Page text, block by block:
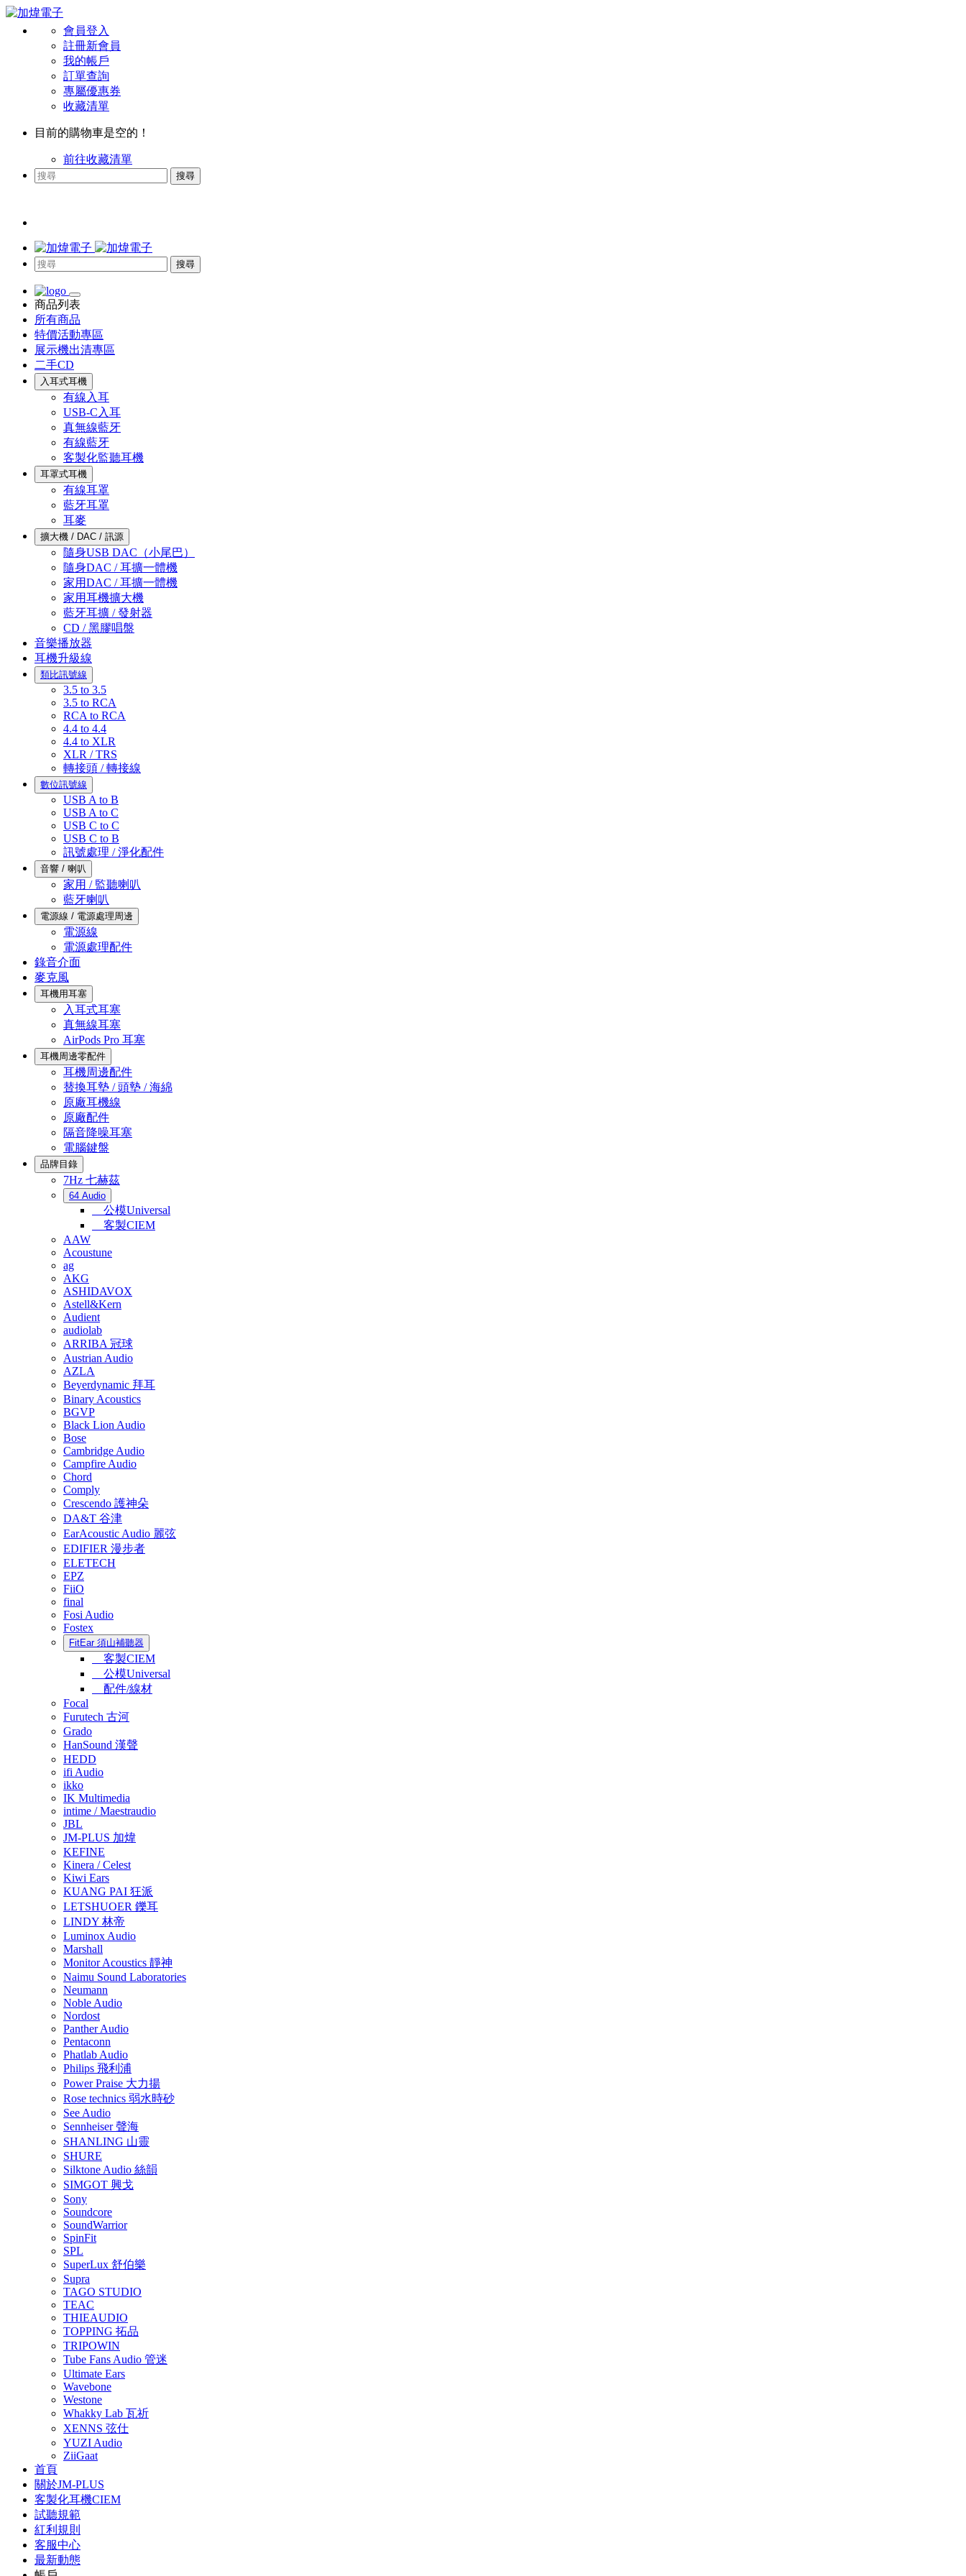
會員登入
註冊新會員
我的帳戶
訂單查詢
專屬優惠券
收藏清單
目前的購物車是空的！
前往收藏清單
搜尋
搜尋
商品列表
所有商品
特價活動專區
展示機出清專區
二手CD
入耳式耳機
有線入耳
USB-C入耳
真無線藍牙
有線藍牙
客製化監聽耳機
耳罩式耳機
有線耳罩
藍牙耳罩
耳麥
擴大機 / DAC / 訊源
隨身USB DAC（小尾巴）
隨身DAC / 耳擴一體機
家用DAC / 耳擴一體機
家用耳機擴大機
藍牙耳擴 / 發射器
CD / 黑膠唱盤
音樂播放器
耳機升級線
類比訊號線
3.5 to 3.5
3.5 to RCA
RCA to RCA
4.4 to 4.4
4.4 to XLR
XLR / TRS
轉接頭 / 轉接線
數位訊號線
USB A to B
USB A to C
USB C to C
USB C to B
訊號處理 / 淨化配件
音響 / 喇叭
家用 / 監聽喇叭
藍牙喇叭
電源線 / 電源處理周邊
電源線
電源處理配件
錄音介面
麥克風
耳機用耳塞
入耳式耳塞
真無線耳塞
AirPods Pro 耳塞
耳機周邊零配件
耳機周邊配件
替換耳墊 / 頭墊 / 海綿
原廠耳機線
原廠配件
隔音降噪耳塞
電腦鍵盤
品牌目錄
7Hz 七赫茲
64 Audio
公模Universal
客製CIEM
AAW
Acoustune
ag
AKG
ASHIDAVOX
Astell&Kern
Audient
audiolab
ARRIBA 冠球
Austrian Audio
AZLA
Beyerdynamic 拜耳
Binary Acoustics
BGVP
Black Lion Audio
Bose
Cambridge Audio
Campfire Audio
Chord
Comply
Crescendo 護神朵
DA&T 谷津
EarAcoustic Audio 麗弦
EDIFIER 漫步者
ELETECH
EPZ
FiiO
final
Fosi Audio
Fostex
FitEar 須山補聽器
客製CIEM
公模Universal
配件/線材
Focal
Furutech 古河
Grado
HanSound 漢聲
HEDD
ifi Audio
ikko
IK Multimedia
intime / Maestraudio
JBL
JM-PLUS 加煒
KEFINE
Kinera / Celest
Kiwi Ears
KUANG PAI 狂派
LETSHUOER 鑠耳
LINDY 林帝
Luminox Audio
Marshall
Monitor Acoustics 靜神
Naimu Sound Laboratories
Neumann
Noble Audio
Nordost
Panther Audio
Pentaconn
Phatlab Audio
Philips 飛利浦
Power Praise 大力揚
Rose technics 弱水時砂
See Audio
Sennheiser 聲海
SHANLING 山靈
SHURE
Silktone Audio 絲韻
SIMGOT 興戈
Sony
Soundcore
SoundWarrior
SpinFit
SPL
SuperLux 舒伯樂
Supra
TAGO STUDIO
TEAC
THIEAUDIO
TOPPING 拓品
TRIPOWIN
Tube Fans Audio 管迷
Ultimate Ears
Wavebone
Westone
Whakky Lab 瓦祈
XENNS 弦仕
YUZI Audio
ZiiGaat
首頁
關於JM-PLUS
客製化耳機CIEM
試聽規範
紅利規則
客服中心
最新動態